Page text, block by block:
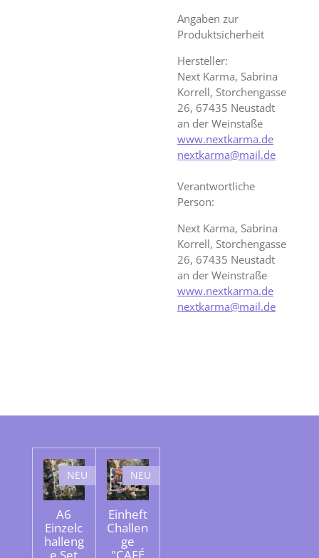
Angaben zur
Produktsicherheit
Hersteller:
Next Karma, Sabrina
Korrell, Storchengasse
26, 67435 Neustadt
an der Weinstaße
www.nextkarma.de
nextkarma@mail.de
Verantwortliche
Person:
Next Karma, Sabrina
Korrell, Storchengasse
26, 67435 Neustadt
an der Weinstraße
www.nextkarma.de
nextkarma@mail.de
NEU
A6
Einzelc
halleng
NEU
Einheft
Challen
ge